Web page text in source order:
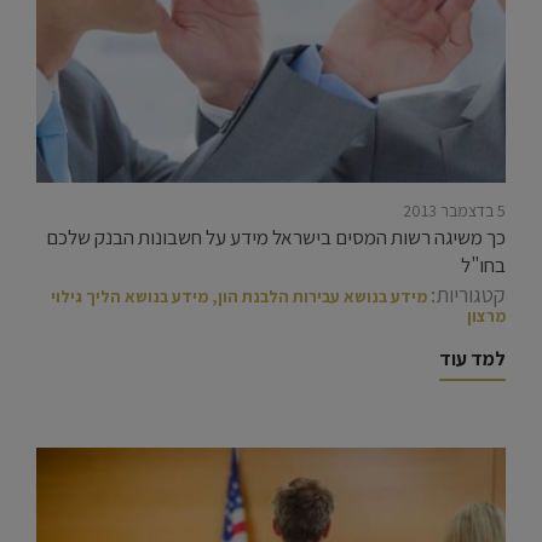
5 בדצמבר 2013
כך משיגה רשות המסים בישראל מידע על חשבונות הבנק שלכם
בחו"ל
קטגוריות: מידע בנושא עבירות הלבנת הון, מידע בנושא הליך גילוי
מרצון
למד עוד